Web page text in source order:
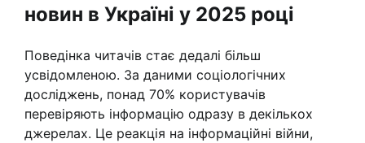
новин в Україні у 2025 році
Поведінка читачів стає дедалі більш
усвідомленою. За даними соціологічних
досліджень, понад 70% користувачів
перевіряють інформацію одразу в декількох
джерелах. Це реакція на інформаційні війни,